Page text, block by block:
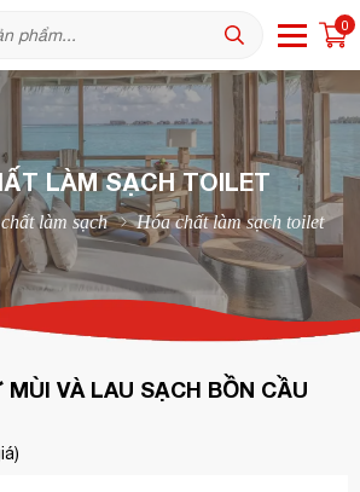
0
LÀM SẠCH TOILET
làm sạch Hóa chất làm sạch toilet
VÀ LAU SẠCH BỒN CẦU